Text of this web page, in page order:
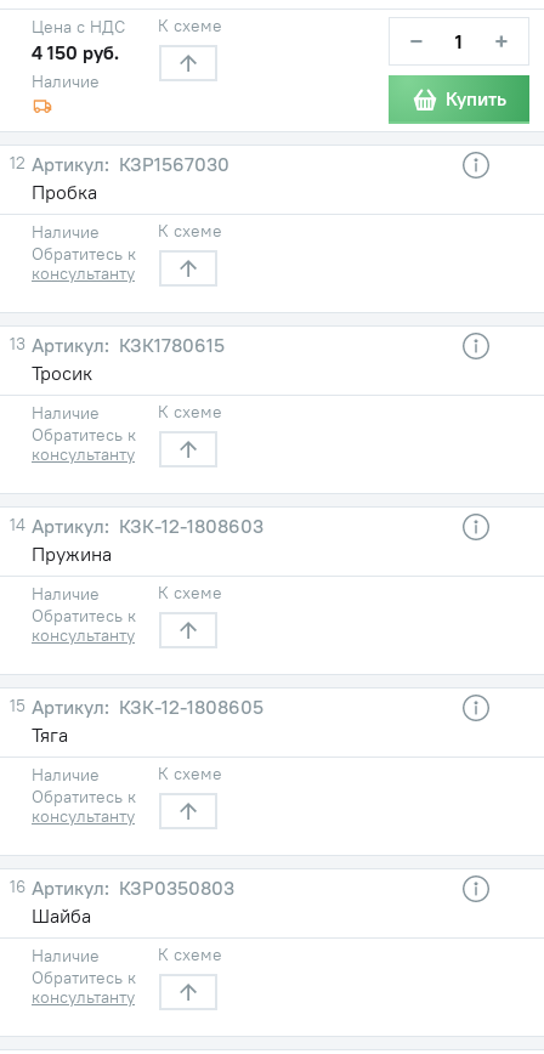
Наличие
Цена с НДС
4 150 руб.
К схеме − +
Купить
12
КЗР1567030
Пробка
Наличие
Обратитесь к
консультанту
К схеме
13
КЗК1780615
Тросик
Наличие
Обратитесь к
консультанту
К схеме
14
КЗК-12-1808603
Пружина
Наличие
Обратитесь к
консультанту
К схеме
15
КЗК-12-1808605
Тяга
Наличие
Обратитесь к
консультанту
К схеме
16
КЗР0350803
Шайба
Наличие
Обратитесь к
консультанту
К схеме